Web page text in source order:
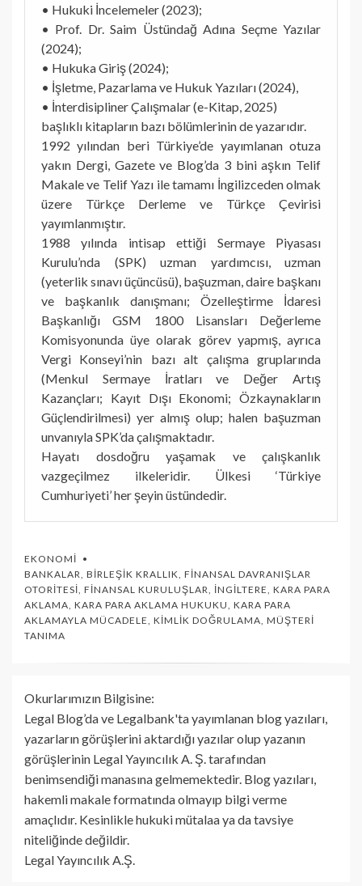
• Hukuki İncelemeler (2023);
• Prof. Dr. Saim Üstündağ Adına Seçme Yazılar
(2024);
• Hukuka Giriş (2024);
• İşletme, Pazarlama ve Hukuk Yazıları (2024),
• İnterdisipliner Çalışmalar (e-Kitap, 2025)
başlıklı kitapların bazı bölümlerinin de yazarıdır.
1992 yılından beri Türkiye’de yayımlanan otuza
yakın Dergi, Gazete ve Blog’da 3 bini aşkın Telif
Makale ve Telif Yazı ile tamamı İngilizceden olmak
üzere Türkçe Derleme ve Türkçe Çevirisi
yayımlanmıştır.
1988 yılında intisap ettiği Sermaye Piyasası
Kurulu’nda (SPK) uzman yardımcısı, uzman
(yeterlik sınavı üçüncüsü), başuzman, daire başkanı
ve başkanlık danışmanı; Özelleştirme İdaresi
Başkanlığı GSM 1800 Lisansları Değerleme
Komisyonunda üye olarak görev yapmış, ayrıca
Vergi Konseyi’nin bazı alt çalışma gruplarında
(Menkul Sermaye İratları ve Değer Artış
Kazançları; Kayıt Dışı Ekonomi; Özkaynakların
Güçlendirilmesi) yer almış olup; halen başuzman
unvanıyla SPK’da çalışmaktadır.
Hayatı dosdoğru yaşamak ve çalışkanlık
vazgeçilmez ilkeleridir. Ülkesi ‘Türkiye
Cumhuriyeti’ her şeyin üstündedir.
EKONOMI
BANKALAR BIRLEŞIK KRALLIK FINANSAL DAVRANIŞLAR
OTORITESI FINANSAL KURULUŞLAR İNGILTERE KARA PARA
AKLAMA KARA PARA AKLAMA HUKUKU KARA PARA
AKLAMAYLA MÜCADELE KIMLIK DOĞRULAMA MÜŞTERI
TANIMA
Okurlarımızın Bilgisine:
Legal Blog’da ve Legalbank'ta yayımlanan blog yazıları,
yazarların görüşlerini aktardığı yazılar olup yazanın
görüşlerinin Legal Yayıncılık A. Ş. tarafından
benimsendiği manasına gelmemektedir. Blog yazıları,
hakemli makale formatında olmayıp bilgi verme
amaçlıdır. Kesinlikle hukuki mütalaa ya da tavsiye
niteliğinde değildir.
Legal Yayıncılık A.Ş.